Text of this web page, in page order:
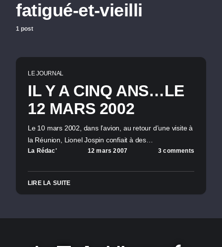
fatigué-et-vieilli
1 post
LE JOURNAL
IL Y A CINQ ANS…LE
12 MARS 2002
Le 10 mars 2002, dans l’avion, au retour d’une visite à
la Réunion, Lionel Jospin confiait à des…
La Rédac' 12 mars 2007 3 comments
LIRE LA SUITE